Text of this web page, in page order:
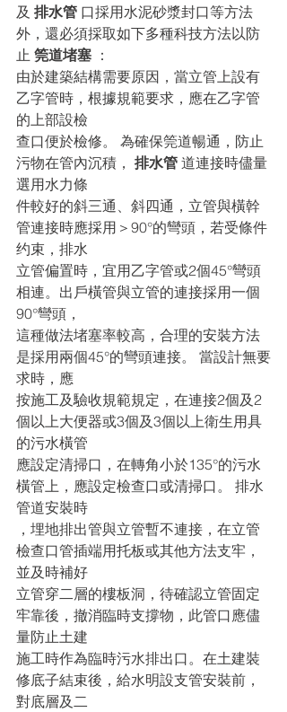
及 排水管 口採用水泥砂漿封口等方法
外，還必須採取如下多種科技方法以防
止 筦道堵塞 ：
由於建築結構需要原因，當立管上設有
乙字管時，根據規範要求，應在乙字管
的上部設檢
查口便於檢修。 為確保筦道暢通，防止
污物在管內沉積， 排水管 道連接時儘量
選用水力條
件較好的斜三通、斜四通，立管與橫幹
管連接時應採用＞90°的彎頭，若受條件
约束，排水
立管偏置時，宜用乙字管或2個45°彎頭
相連。出戶橫管與立管的連接採用一個
90°彎頭，
這種做法堵塞率較高，合理的安裝方法
是採用兩個45°的彎頭連接。 當設計無要
求時，應
按施工及驗收規範規定，在連接2個及2
個以上大便器或3個及3個以上衛生用具
的污水橫管
應設定清掃口，在轉角小於135°的污水
橫管上，應設定檢查口或清掃口。 排水
管道安裝時
，埋地排出管與立管暫不連接，在立管
檢查口管插端用托板或其他方法支牢，
並及時補好
立管穿二層的樓板洞，待確認立管固定
牢靠後，撤消臨時支撐物，此管口應儘
量防止土建
施工時作為臨時污水排出口。在土建裝
修底子結束後，給水明設支管安裝前，
對底層及二